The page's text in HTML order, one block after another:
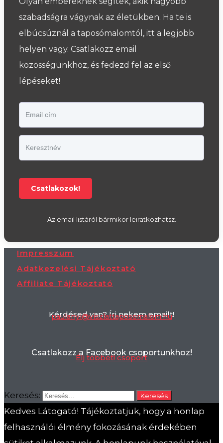
szabadságra vágynak az életükben. Ha te is
elbúcsúznál a taposómalomtól, itt a legjobb
helyen vagy. Csatlakozz email
közösségünkhöz, és fedezd fel az első
lépéseket!
Csatlakozok!
Az email listáról bármikor leiratkozhatsz.
Impresszum
Adatkezelési Tájékoztató
Affiliate Tájékoztató
Kérdésed van? Írj nekem emailt!
paulanyi@viszlattaposomalom.hu
Csatlakozz a Facebook csoportunkhoz!
Élj többet! csoport
Keresés:
Kedves Látogató! Tájékoztatjuk, hogy a honlap
felhasználói élmény fokozásának érdekében